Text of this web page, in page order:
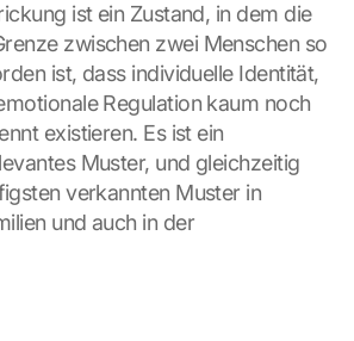
ist ein Zustand, in dem die
zwischen zwei Menschen so
ist, dass individuelle Identität,
Regulation kaum noch
existieren. Es ist ein
Muster, und gleichzeitig
verkannten Muster in
und auch in der